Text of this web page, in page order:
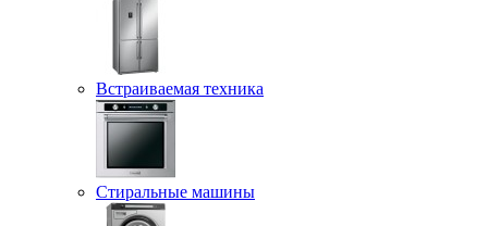
Встраиваемая техника
Стиральные машины